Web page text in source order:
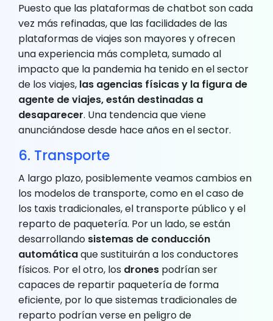
Puesto que las plataformas de chatbot son cada
vez más refinadas, que las facilidades de las
plataformas de viajes son mayores y ofrecen
una experiencia más completa, sumado al
impacto que la pandemia ha tenido en el sector
de los viajes, las agencias físicas y la figura de
agente de viajes, están destinadas a
desaparecer. Una tendencia que viene
anunciándose desde hace años en el sector.
6. Transporte
A largo plazo, posiblemente veamos cambios en
los modelos de transporte, como en el caso de
los taxis tradicionales, el transporte público y el
reparto de paquetería. Por un lado, se están
desarrollando sistemas de conducción
automáticaque sustituirán a los conductores
físicos. Por el otro, los drones podrían ser
capaces de repartir paquetería de forma
eficiente, por lo que sistemas tradicionales de
reparto podrían verse en peligro de